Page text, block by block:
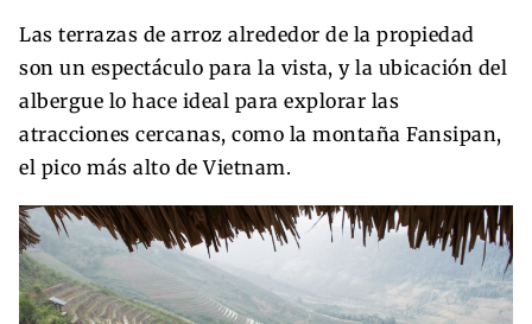
Las terrazas de arroz alrededor de la propiedad
son un espectáculo para la vista, y la ubicación del
albergue lo hace ideal para explorar las
atracciones cercanas, como la montaña Fansipan,
el pico más alto de Vietnam.